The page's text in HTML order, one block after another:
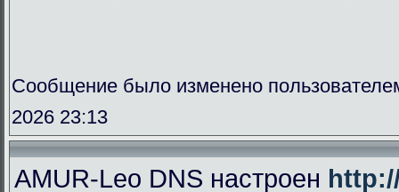
Сообщение было изменено
2026 23:13
AMUR-Leo DNS настроен